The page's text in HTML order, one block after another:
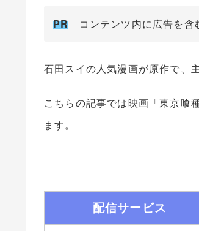
PR コンテンツ内に広告を含
石田スイの人気漫画が原作で、
こちらの記事では映画「東京喰
ます。
配信サービス